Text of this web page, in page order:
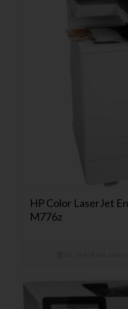
HP Color LaserJet
M776z